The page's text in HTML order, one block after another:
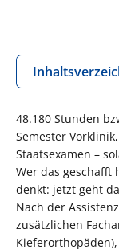
48.180 Stunden
Semester
Staatsexamen –
Wer das geschafft
denkt: jetzt geht
Nach der
zusätzlichen